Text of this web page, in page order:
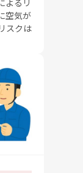
よるリ
空気が
スクは